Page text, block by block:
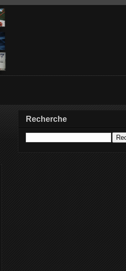
Recherche